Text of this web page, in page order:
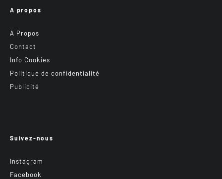
A propos
A Propos
Contact
Info Cookies
Politique de confidentialité
Publicité
Suivez-nous
Instagram
Facebook